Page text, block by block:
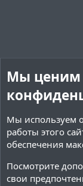
Мы
Мы используем
работы этого
обеспечения
Посмотрите
свои